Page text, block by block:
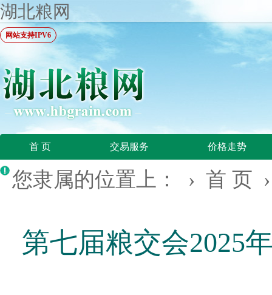
湖北粮网
网站支持IPV6
首 页 交易服务 价格走势
您隶属的位置上： › 首 页
第七届粮交会2025